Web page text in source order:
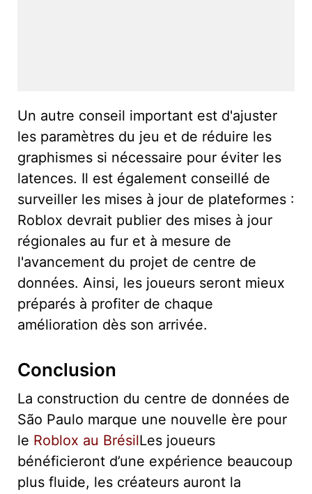
Un autre conseil important est d'ajuster
les paramètres du jeu et de réduire les
graphismes si nécessaire pour éviter les
latences. Il est également conseillé de
surveiller les mises à jour de plateformes :
Roblox devrait publier des mises à jour
régionales au fur et à mesure de
l'avancement du projet de centre de
données. Ainsi, les joueurs seront mieux
préparés à profiter de chaque
amélioration dès son arrivée.
Conclusion
La construction du centre de données de
São Paulo marque une nouvelle ère pour
le Roblox au BrésilLes joueurs
bénéficieront d’une expérience beaucoup
plus fluide, les créateurs auront la